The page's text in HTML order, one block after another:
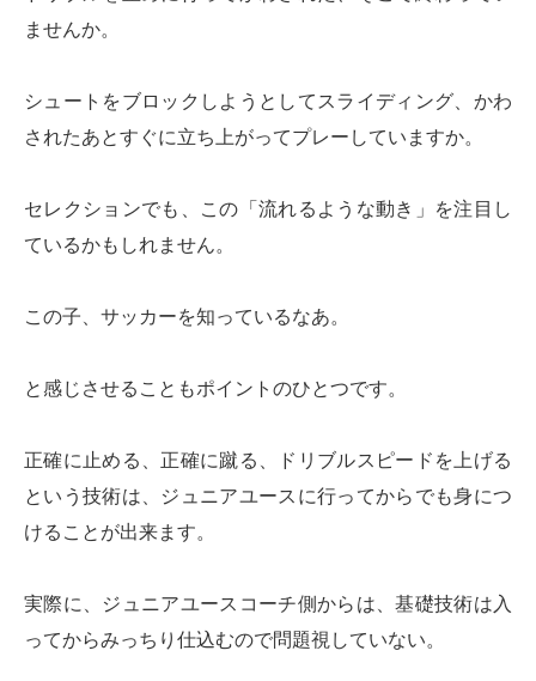
ませんか。
シュートをブロックしようとしてスライディング、かわ
されたあとすぐに立ち上がってプレーしていますか。
セレクションでも、この「流れるような動き」を注目し
ているかもしれません。
この子、サッカーを知っているなあ。
と感じさせることもポイントのひとつです。
正確に止める、正確に蹴る、ドリブルスピードを上げる
という技術は、ジュニアユースに行ってからでも身につ
けることが出来ます。
実際に、ジュニアユースコーチ側からは、基礎技術は入
ってからみっちり仕込むので問題視していない。